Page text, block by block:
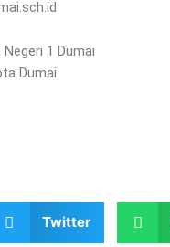
1 Dumai
Dumai
Twitter